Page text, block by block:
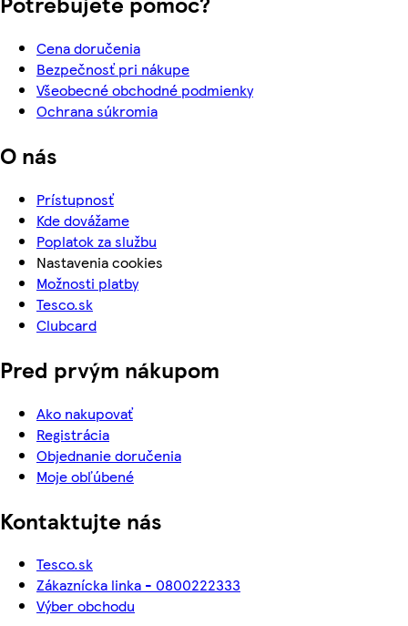
Cena doručenia
Bezpečnosť pri nákupe
Všeobecné obchodné podmienky
Ochrana súkromia
O nás
Prístupnosť
Kde dovážame
Poplatok za službu
Nastavenia cookies
Možnosti platby
Tesco.sk
Clubcard
Pred prvým nákupom
Ako nakupovať
Registrácia
Objednanie doručenia
Moje obľúbené
Kontaktujte nás
Tesco.sk
Zákaznícka linka - 0800222333
Výber obchodu